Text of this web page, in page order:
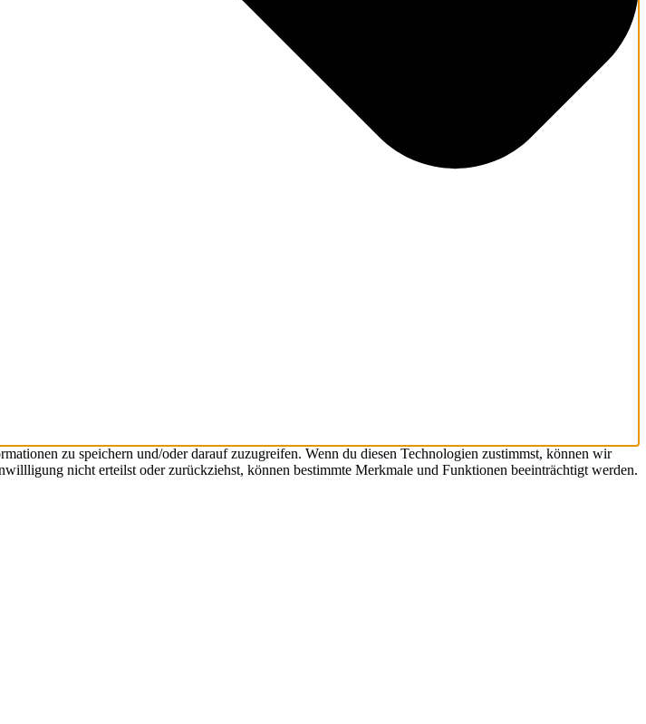
zu speichern und/oder darauf zuzugreifen. Wenn du diesen Technologien zustimmst, können wir
nicht erteilst oder zurückziehst, können bestimmte Merkmale und Funktionen beeinträchtigt werden.